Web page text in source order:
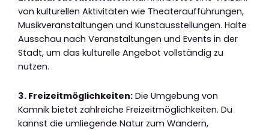
von kulturellen Aktivitäten wie Theateraufführungen,
Musikveranstaltungen und Kunstausstellungen. Halte
Ausschau nach Veranstaltungen und Events in der
Stadt, um das kulturelle Angebot vollständig zu
nutzen.
3. Freizeitmöglichkeiten: Die Umgebung von
Kamnik bietet zahlreiche Freizeitmöglichkeiten. Du
kannst die umliegende Natur zum Wandern,